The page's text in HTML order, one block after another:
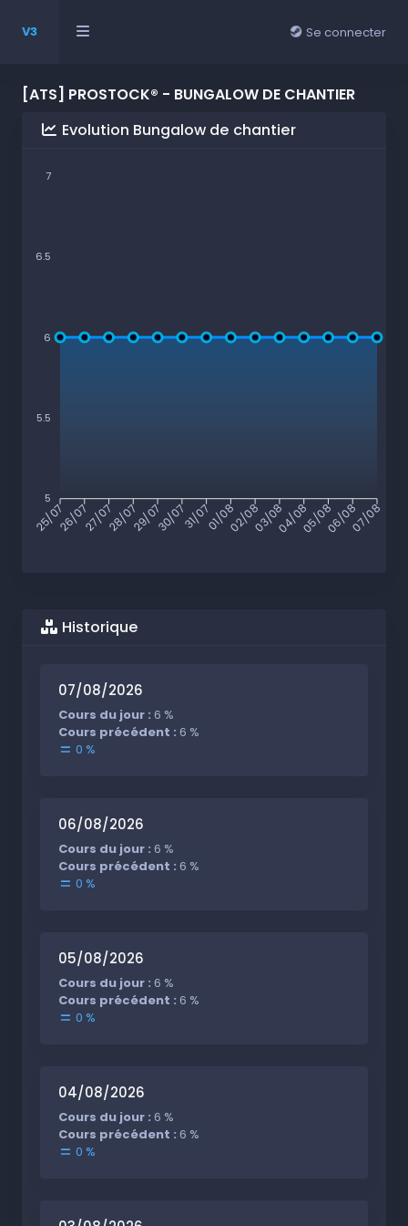
V3 Se connecter
[ATS] PROSTOCK® - BUNGALOW DE CHANTIER
Evolution Bungalow de chantier
7
6.5
6
5.5
5
25/0726/0727/0728/0729/0730/0731/0701/0802/0803/0804/0805/0806/0807/08
Historique
07/08/2026
Cours du jour : 6 %
Cours précédent : 6 %
0 %
06/08/2026
Cours du jour : 6 %
Cours précédent : 6 %
0 %
05/08/2026
Cours du jour : 6 %
Cours précédent : 6 %
0 %
04/08/2026
Cours du jour : 6 %
Cours précédent : 6 %
0 %